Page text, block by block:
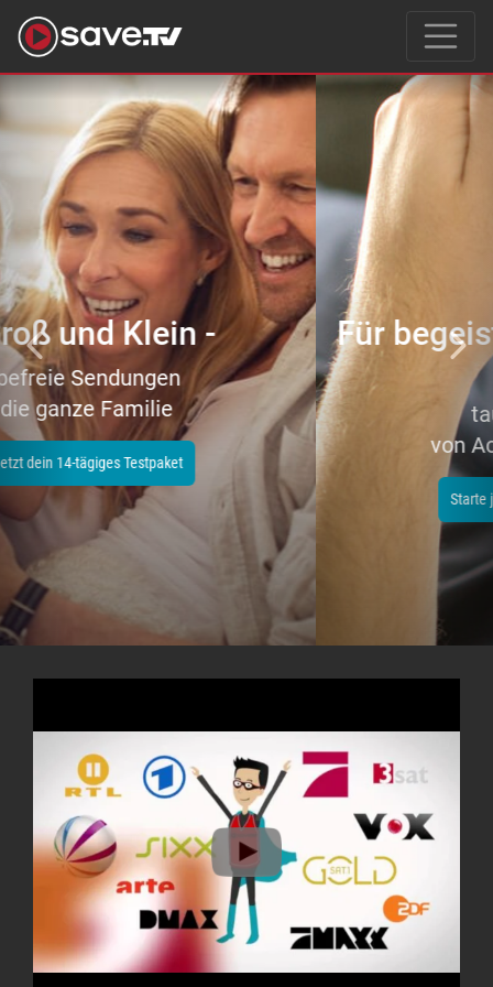
Für begeisterte Filmeliebhaber
–
tausende Topfilme
von Action bis Zeichentrick
Starte jetzt dein 14-tägiges Testpaket
Previous